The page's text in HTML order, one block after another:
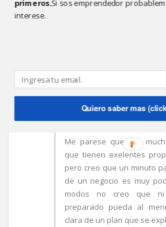
Negocios es una expresión
ANÓNIMO 5:14 P.M.
Me parese que hay
que tienen exelentes
pero creo que un minuto
de un negocio es muy
modos no creo que
preparado pueda al
clara de un plan que se
primeros.Si sos emprendedor
interese.
Quiero saber mas